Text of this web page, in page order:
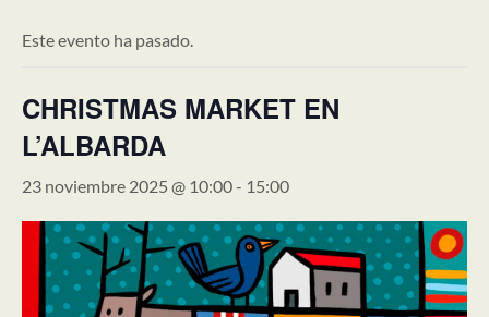
Este evento ha pasado.
CHRISTMAS MARKET EN
L’ALBARDA
23 noviembre 2025 @ 10:00- 15:00